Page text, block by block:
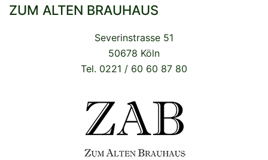
ZUM ALTEN BRAUHAUS
Severinstrasse 51
50678 Köln
Tel. 0221 / 60 60 87 80